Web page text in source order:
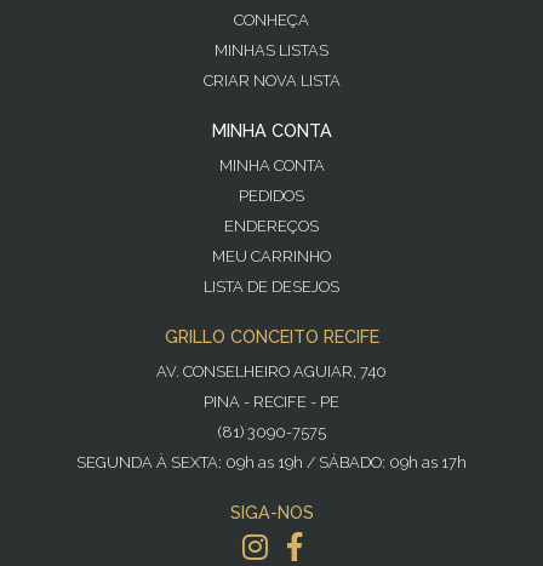
CONHEÇA
MINHAS LISTAS
CRIAR NOVA LISTA
MINHA CONTA
MINHA CONTA
PEDIDOS
ENDEREÇOS
MEU CARRINHO
LISTA DE DESEJOS
GRILLO CONCEITO RECIFE
AV. CONSELHEIRO AGUIAR, 740
PINA - RECIFE - PE
(81) 3090-7575
SEGUNDA À SEXTA: 09h as 19h / SÁBADO: 09h as 17h
SIGA-NOS